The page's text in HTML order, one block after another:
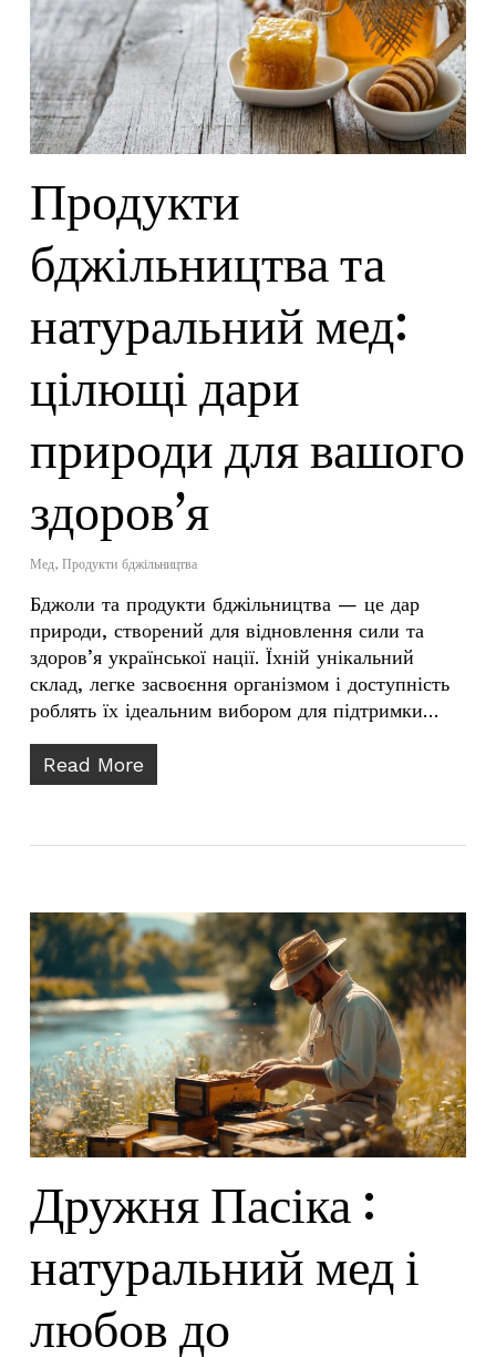
Продукти
бджільництва та
натуральний мед:
цілющі дари
природи для вашого
здоров’я
Мед, Продукти бджільництва
Бджоли та продукти бджільництва — це дар
природи, створений для відновлення сили та
здоров’я української нації. Їхній унікальний
склад, легке засвоєння організмом і доступність
роблять їх ідеальним вибором для підтримки…
Read More
Дружня Пасіка :
натуральний мед і
любов до